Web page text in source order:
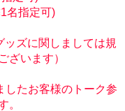
名指定可)
ッズに関しましては規
ざいます）
したお客様のトーク参
。